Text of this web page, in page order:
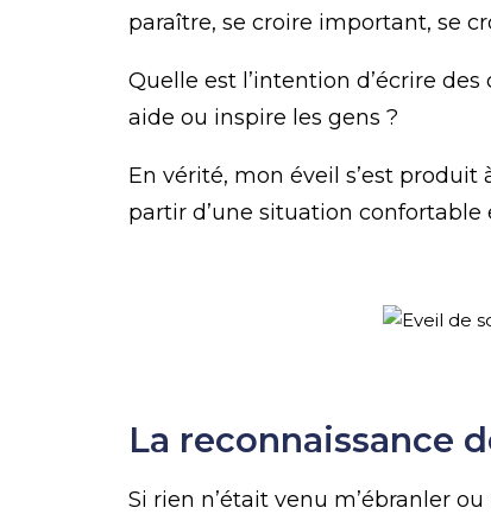
paraître, se croire important, se
Quelle est l’intention d’écrire
aide ou inspire les gens ?
En vérité, mon éveil s’est
partir d’une situation confortable
La reconnaissance
Si rien n’était venu m’ébranler